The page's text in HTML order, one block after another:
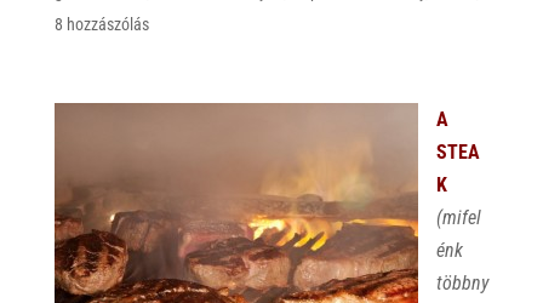
8 hozzászólás
A
STEA
K
(mifel
énk
többny